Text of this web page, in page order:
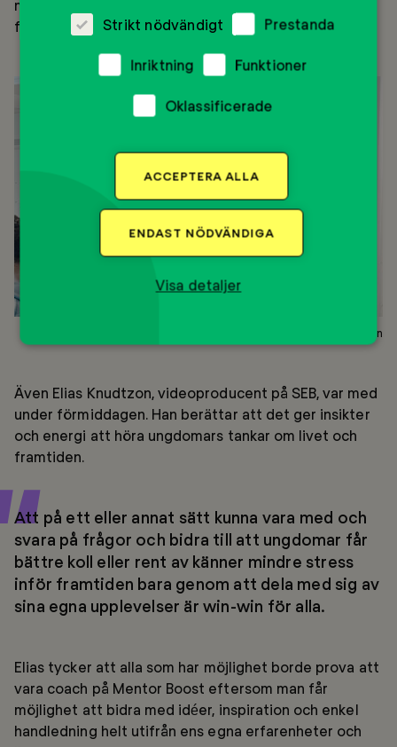
materialet öppnar man för att sätta ord på ens
framtidsdrömmar.
Elias Knudtzon
Även Elias Knudtzon, videoproducent på SEB, var med
under förmiddagen. Han berättar att det ger insikter
och energi att höra ungdomars tankar om livet och
framtiden.
Att på ett eller annat sätt kunna vara med och
svara på frågor och bidra till att ungdomar får
bättre koll eller rent av känner mindre stress
inför framtiden bara genom att dela med sig av
sina egna upplevelser är win-win för alla.
Elias tycker att alla som har möjlighet borde prova att
vara coach på Mentor Boost eftersom man får
möjlighet att bidra med idéer, inspiration och enkel
handledning helt utifrån ens egna erfarenheter och
Strikt nödvändigt Prestanda
Inriktning Funktioner
Oklassificerade
ACCEPTERA ALLA
ENDAST NÖDVÄNDIGA
Visa detaljer